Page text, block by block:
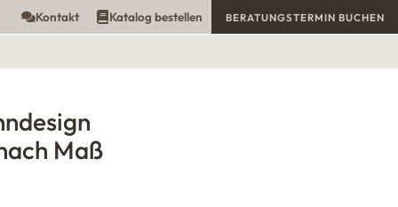
Maß
Kontakt Katalog bestellen BERATUNGSTERMIN BUCHEN